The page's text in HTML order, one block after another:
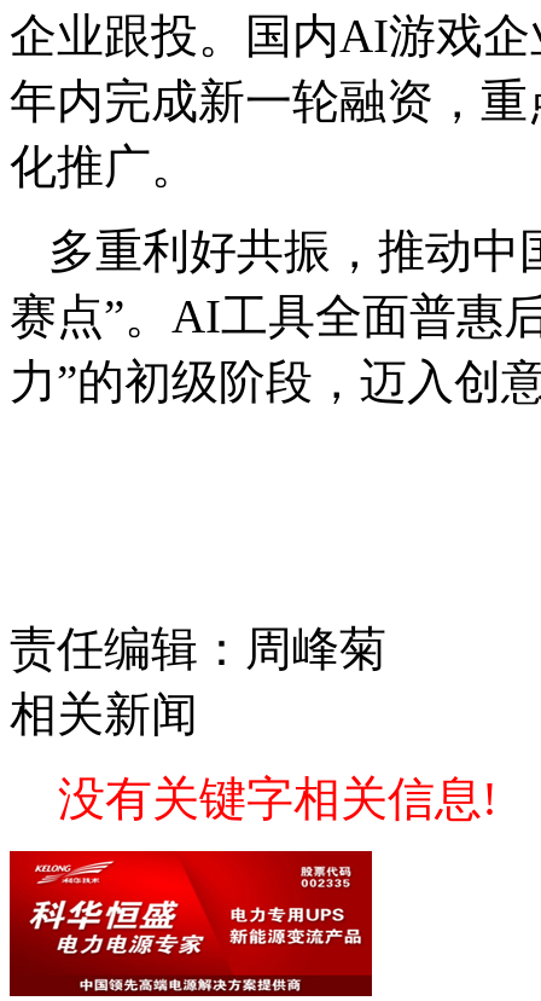
企业跟投。国内AI游戏
年内完成新一轮融资，
化推广。
多重利好共振，推动
赛点”。AI工具全面普惠
力”的初级阶段，迈入创
责任编辑：周峰菊
相关新闻
没有关键字相关信息!